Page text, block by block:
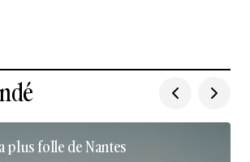
plus folle de Nantes